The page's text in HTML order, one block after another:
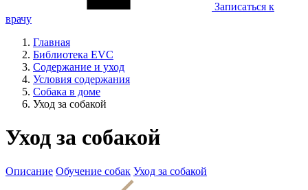
Записаться к
врачу
Главная
Библиотека EVC
Содержание и уход
Условия содержания
Собака в доме
Уход за собакой
Уход за собакой
Описание Обучение собак Уход за собакой